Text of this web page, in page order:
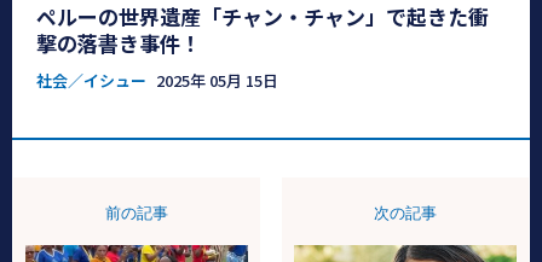
ペルーの世界遺産「チャン・チャン」で起きた衝
撃の落書き事件！
社会／イシュー 2025年 05月 15日
前の記事 次の記事